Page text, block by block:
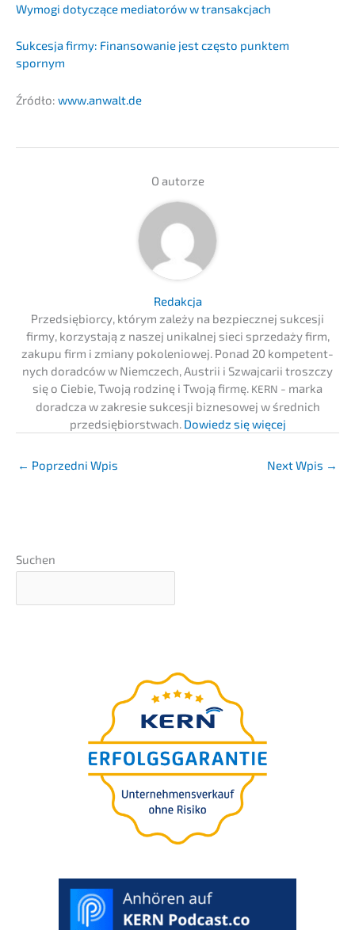
Wymogi dotyc­zące media­torów w transakcjach
Sukces­ja firmy: Finan­so­wa­nie jest często punktem
spornym
Źródło: www.anwalt.de
O autor­ze
Redak­c­ja
Przedsię­bi­or­cy, którym zależy na bezpiecz­nej sukces­ji
firmy, korzysta­ją z naszej unikal­nej sieci sprze­daży firm,
zakupu firm i zmiany pokolenio­wej. Ponad 20 kompe­tent­
nych dorad­ców w Niemc­zech, Austrii i Szwaj­ca­rii troszc­zy
się o Ciebie, Twoją rodzinę i Twoją firmę. KERN - marka
dorad­c­za w zakre­sie sukces­ji bizne­so­wej w średnich
przedsię­bi­orst­wach. Dowiedz się więcej
← Poprzedni Wpis Next Wpis →
Suchen
przewod­nik
uniwer­sal­nyna sukces­ję
Państ­wa firmy